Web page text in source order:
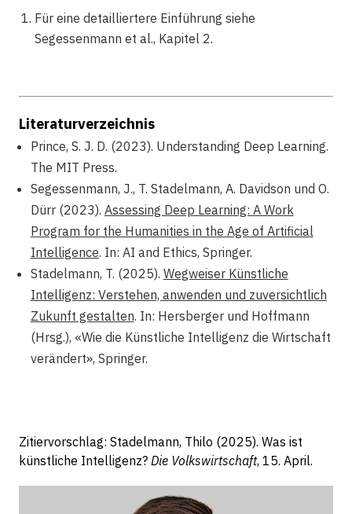
Für eine detailliertere Einführung siehe
Segessenmann et al., Kapitel 2.
Literaturverzeichnis
Prince, S. J. D. (2023). Understanding Deep Learning.
The MIT Press.
Segessenmann, J., T. Stadelmann, A. Davidson und O.
Dürr (2023). Assessing Deep Learning: A Work
Program for the Humanities in the Age of Artificial
Intelligence. In: AI and Ethics, Springer.
Stadelmann, T. (2025). Wegweiser Künstliche
Intelligenz: Verstehen, anwenden und zuversichtlich
Zukunft gestalten. In: Hersberger und Hoffmann
(Hrsg.), «Wie die Künstliche Intelligenz die Wirtschaft
verändert», Springer.
Zitiervorschlag: Stadelmann, Thilo (2025). Was ist
künstliche Intelligenz? Die Volkswirtschaft, 15. April.